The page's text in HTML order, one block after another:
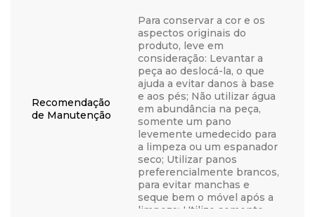
Recomendação
de Manutenção
Para conservar a cor e os
aspectos originais do
produto, leve em
consideração: Levantar a
peça ao deslocá-la, o que
ajuda a evitar danos à base
e aos pés; Não utilizar água
em abundância na peça,
somente um pano
levemente umedecido para
a limpeza ou um espanador
seco; Utilizar panos
preferencialmente brancos,
para evitar manchas e
seque bem o móvel após a
limpeza; Utilize somente